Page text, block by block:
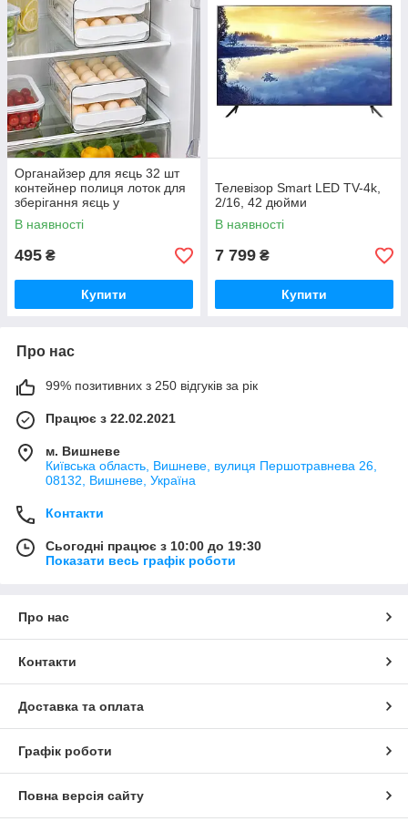
Органайзер для яєць 32 шт
контейнер полиця лоток для
зберігання яєць у
холодильнику
В наявності
495 ₴
Купити
Телевізор Smart LED TV-4k,
2/16, 42 дюйми
В наявності
7 799 ₴
Купити
Про нас
99% позитивних з 250 відгуків за рік
Працює з 22.02.2021
м. Вишневе
Київська область, Вишневе, вулиця Першотравнева 26,
08132, Вишневе, Україна
Контакти
Сьогодні працює з 10:00 до 19:30
Показати весь графік роботи
Про нас
Контакти
Доставка та оплата
Графік роботи
Повна версія сайту